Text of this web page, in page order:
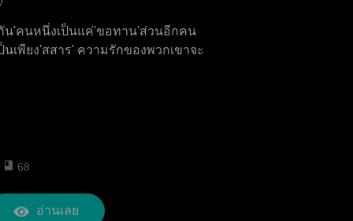
'คนหนึ่งเป็นแค่'ขอทาน'ส่วนอีกคน
เพียง'สสาร' ความรักของพวกเขาจะ
68
อ่านเลย